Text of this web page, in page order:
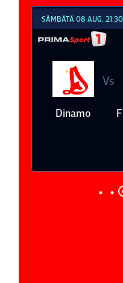
SÂMBĂTĂ 08 AUG, 21:30
Dinamo
Vs